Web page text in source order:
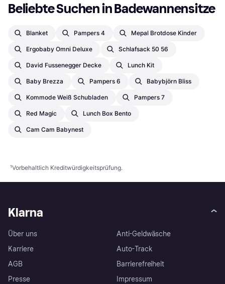
Beliebte Suchen in Badewannensitze
Blanket Pampers 4 Mepal Brotdose Kinder
Ergobaby Omni Deluxe Schlafsack 50 56
David Fussenegger Decke Lunch Kit
Baby Brezza Pampers 6 Babybjörn Bliss
Kommode Weiß Schubladen Pampers 7
Red Magic Lunch Box Bento
Cam Cam Babynest
¹Vorbehaltlich Kreditwürdigkeitsprüfung.
Klarna
Über uns
Karriere
AGB
Presse
Anti-Geldwäsche
Auto-Track
Barrierefreiheit
Impressum